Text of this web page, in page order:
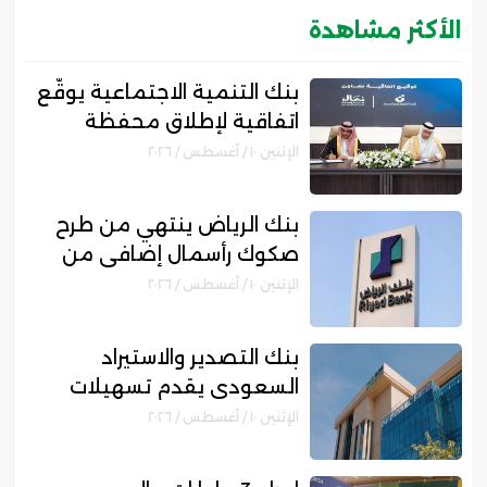
الأكثر مشاهدة
بنك التنمية الاجتماعية يوقّع
اتفاقية لإطلاق محفظة
الإثنين ١٠ / أغسطس / ٢٠٢٦
بنك الرياض ينتهي من طرح
صكوك رأسمال إضافي من
الإثنين ١٠ / أغسطس / ٢٠٢٦
بنك التصدير والاستيراد
السعودي يقدم تسهيلات
الإثنين ١٠ / أغسطس / ٢٠٢٦